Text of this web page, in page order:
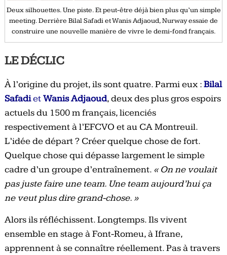
Deux silhouettes. Une piste. Et peut-être déjà bien plus qu’un simple
meeting. Derrière Bilal Safadi et Wanis Adjaoud, Nurway essaie de
construire une nouvelle manière de vivre le demi-fond français.
LE DÉCLIC
À l’origine du projet, ils sont quatre. Parmi eux :Bilal
SafadietWanis Adjaoud, deux des plus gros espoirs
actuels du 1500 m français, licenciés
respectivement à l’EFCVO et au CA Montreuil.
L’idée de départ ? Créer quelque chose de fort.
Quelque chose qui dépasse largement le simple
cadre d’un groupe d’entraînement. « On ne voulait
pas juste faire une team. Une team aujourd’hui ça
ne veut plus dire grand-chose. »
Alors ils réfléchissent. Longtemps. Ils vivent
ensemble en stage à Font-Romeu, à Ifrane,
apprennent à se connaître réellement. Pas à travers